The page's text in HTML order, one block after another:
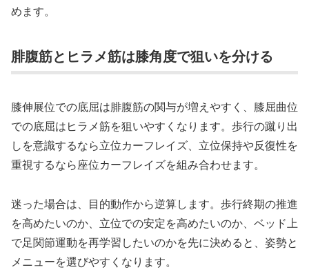
めます。
腓腹筋とヒラメ筋は膝角度で狙いを分ける
膝伸展位での底屈は腓腹筋の関与が増えやすく、膝屈曲位
での底屈はヒラメ筋を狙いやすくなります。歩行の蹴り出
しを意識するなら立位カーフレイズ、立位保持や反復性を
重視するなら座位カーフレイズを組み合わせます。
迷った場合は、目的動作から逆算します。歩行終期の推進
を高めたいのか、立位での安定を高めたいのか、ベッド上
で足関節運動を再学習したいのかを先に決めると、姿勢と
メニューを選びやすくなります。